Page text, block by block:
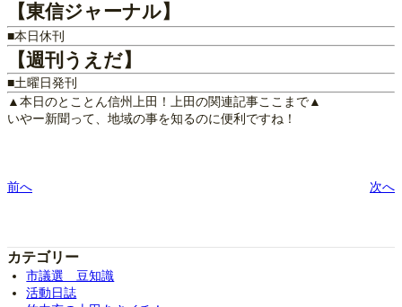
【東信ジャーナル】
■本日休刊
【週刊うえだ】
■土曜日発刊
▲本日のとことん信州上田！上田の関連記事ここまで▲
いやー新聞って、地域の事を知るのに便利ですね！
前へ 次へ
カテゴリー
市議選 豆知識
活動日誌